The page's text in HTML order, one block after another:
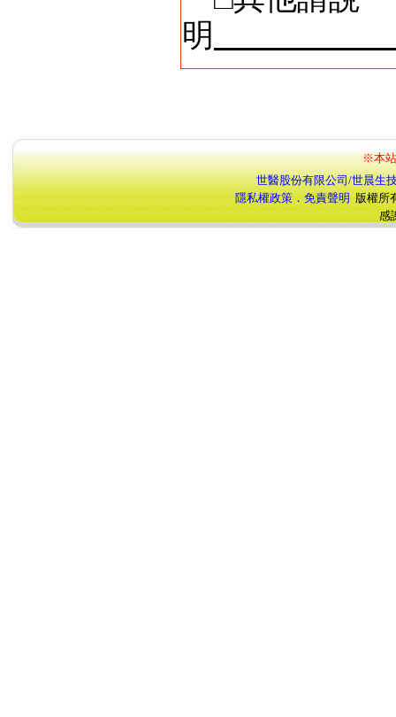
明
※本站
世醫股份有限公司/世晨生
隱私權政策．免責聲明
版權所
感